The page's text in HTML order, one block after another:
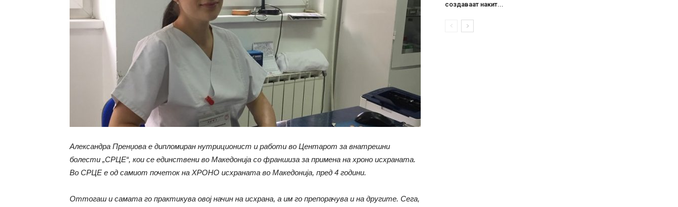
Александра Пренџова е дипломиран нутриционист и работи во Центарот за внатрешни
болести „СРЦЕ“, кои се единствени во Македонија со франшиза за примена на хроно исхраната.
Во СРЦЕ е од самиот почеток на ХРОНО исхраната во Македонија, пред 4 години.
Оттогаш и самата го практикува овој начин на исхрана, а им го препорачува и на другите. Сега,
создаваат накит...